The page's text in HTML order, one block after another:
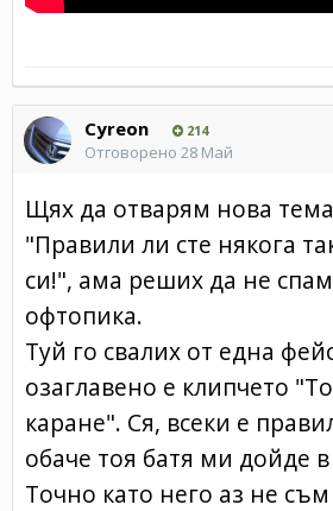
Cyreon 214
Отговорено 28 Май
Щях да отварям нова
"Правили ли сте някога
си!", ама реших да не
офтопика.
Туй го свалих от една
озаглавено е клипчето
каране". Ся, всеки е
обаче тоя батя ми дойде
Точно като него аз не